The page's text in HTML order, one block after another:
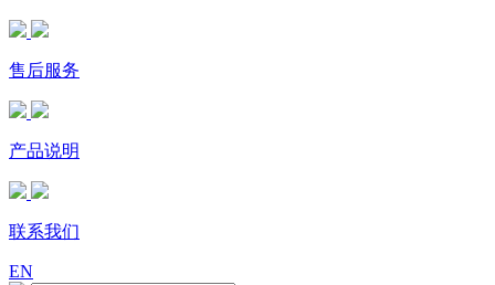
售后服务
产品说明
联系我们
EN